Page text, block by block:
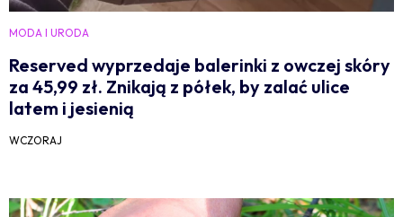
MODA I URODA
Reserved wyprzedaje balerinki z owczej skóry
za 45,99 zł. Znikają z półek, by zalać ulice
latem i jesienią
WCZORAJ